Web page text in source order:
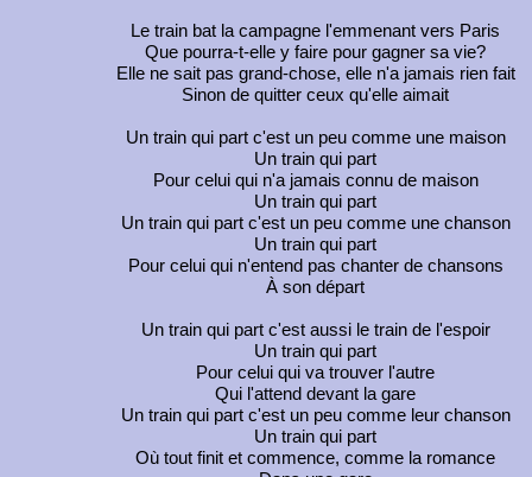
Le train bat la campagne l'emmenant vers Paris
Que pourra-t-elle y faire pour gagner sa vie?
Elle ne sait pas grand-chose, elle n'a jamais rien fait
Sinon de quitter ceux qu'elle aimait
Un train qui part c'est un peu comme une maison
Un train qui part
Pour celui qui n'a jamais connu de maison
Un train qui part
Un train qui part c'est un peu comme une chanson
Un train qui part
Pour celui qui n'entend pas chanter de chansons
À son départ
Un train qui part c'est aussi le train de l'espoir
Un train qui part
Pour celui qui va trouver l'autre
Qui l'attend devant la gare
Un train qui part c'est un peu comme leur chanson
Un train qui part
Où tout finit et commence, comme la romance